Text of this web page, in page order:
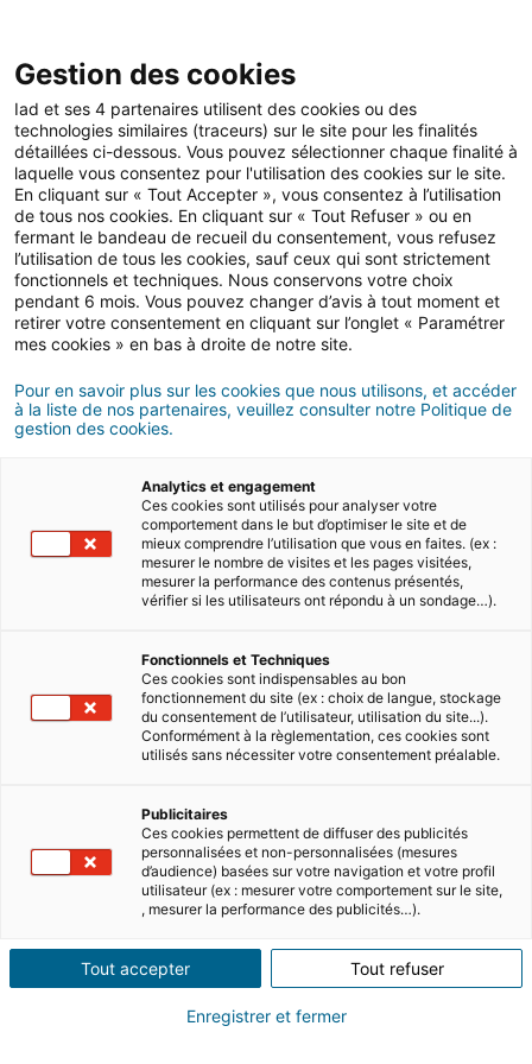
@TODO
Ser consultor iad
Sitemap
Página inicial
O Grupo
França
Portugal
Espanha
Alemanha
México
Siga-nos
Política de confidencialidade
Gestion des cookies
Iad et ses 4 partenaires utilisent des cookies ou des
technologies similaires (traceurs) sur le site pour les finalités
détaillées ci-dessous. Vous pouvez sélectionner chaque finalité à
laquelle vous consentez pour l'utilisation des cookies sur le site.
En cliquant sur « Tout Accepter », vous consentez à l’utilisation
de tous nos cookies. En cliquant sur « Tout Refuser » ou en
fermant le bandeau de recueil du consentement, vous refusez
l’utilisation de tous les cookies, sauf ceux qui sont strictement
fonctionnels et techniques. Nous conservons votre choix
pendant 6 mois. Vous pouvez changer d’avis à tout moment et
retirer votre consentement en cliquant sur l’onglet « Paramétrer
mes cookies » en bas à droite de notre site.
Pour en savoir plus sur les cookies que nous utilisons, et accéder
à la liste de nos partenaires, veuillez consulter notre Politique de
gestion des cookies.
Analytics et engagement
Ces cookies sont utilisés pour analyser votre
comportement dans le but d’optimiser le site et de
mieux comprendre l’utilisation que vous en faites. (ex :
mesurer le nombre de visites et les pages visitées,
mesurer la performance des contenus présentés,
vérifier si les utilisateurs ont répondu à un sondage…).
Fonctionnels et Techniques
Ces cookies sont indispensables au bon
fonctionnement du site (ex : choix de langue, stockage
du consentement de l’utilisateur, utilisation du site...).
Conformément à la règlementation, ces cookies sont
utilisés sans nécessiter votre consentement préalable.
Publicitaires
Ces cookies permettent de diffuser des publicités
personnalisées et non-personnalisées (mesures
d’audience) basées sur votre navigation et votre profil
utilisateur (ex : mesurer votre comportement sur le site,
, mesurer la performance des publicités…).
Tout accepter Tout refuser
Enregistrer et fermer